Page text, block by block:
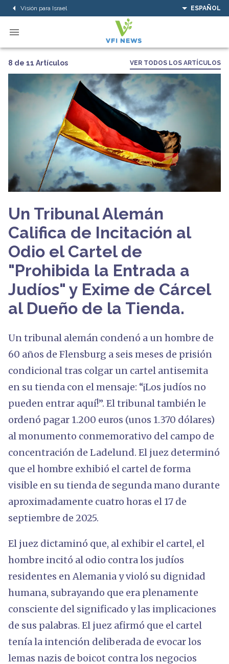
Visión para Israel ESPAÑOL
8 de 11 Artículos VER TODOS LOS ARTÍCULOS
Un Tribunal Alemán
Califica de Incitación al
Odio el Cartel de
"Prohibida la Entrada a
Judíos" y Exime de Cárcel
al Dueño de la Tienda.
Un tribunal alemán condenó a un hombre de
60 años de Flensburg a seis meses de prisión
condicional tras colgar un cartel antisemita
en su tienda con el mensaje: “¡Los judíos no
pueden entrar aquí!”. El tribunal también le
ordenó pagar 1.200 euros (unos 1.370 dólares)
al monumento conmemorativo del campo de
concentración de Ladelund. El juez determinó
que el hombre exhibió el cartel de forma
visible en su tienda de segunda mano durante
aproximadamente cuatro horas el 17 de
septiembre de 2025.
El juez dictaminó que, al exhibir el cartel, el
hombre incitó al odio contra los judíos
residentes en Alemania y violó su dignidad
humana, subrayando que era plenamente
consciente del significado y las implicaciones
de sus palabras. El juez afirmó que el cartel
tenía la intención deliberada de evocar los
lemas nazis de boicot contra los negocios